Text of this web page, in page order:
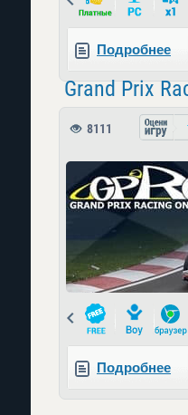
Подробнее
Grand Prix
8111
Prev
Подробнее